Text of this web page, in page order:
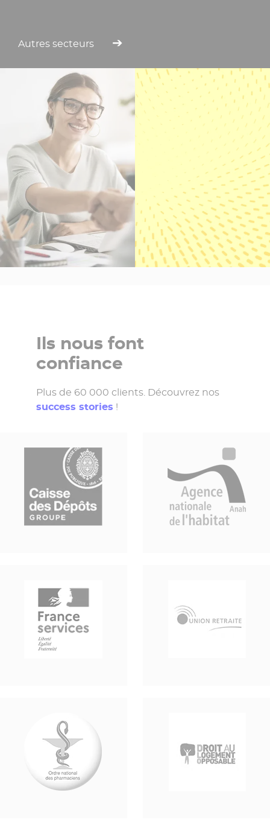
Autres secteurs
Ils nous font
confiance
Plus de 60 000 clients. Découvrez nos
success stories !